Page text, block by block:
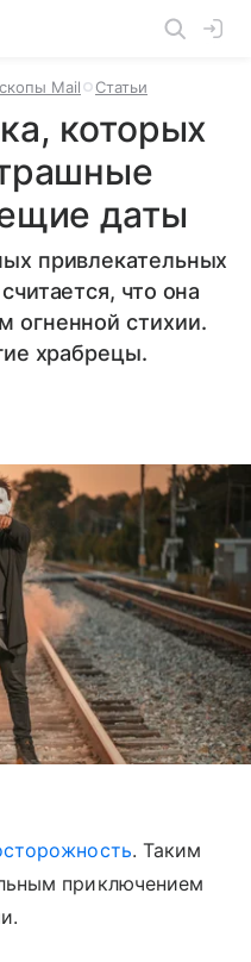
Mail Статьи
которых
даты
привлекательных
что она
огненной стихии.
храбрецы.
. Таким
приключением